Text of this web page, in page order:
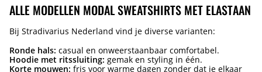
ALLE MODELLEN MODAL SWEATSHIRTS MET ELASTAAN
Bij Stradivarius Nederland vind je diverse varianten:
Ronde hals: casual en onweerstaanbaar comfortabel.
Hoodie met ritssluiting: gemak en styling in één.
Korte mouwen: fris voor warme dagen zonder dat je elkaar